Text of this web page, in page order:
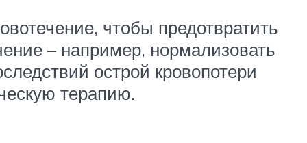
чтобы предотвратить
– например, нормализовать
острой кровопотери
терапию.